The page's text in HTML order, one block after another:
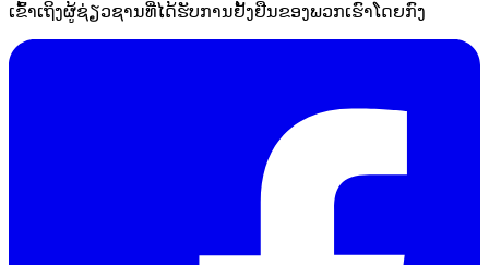
ເຂົ້າເຖິງຜູ້ຊ່ຽວຊານທີ່ໄດ້ຮັບການຢັ້ງຢືນຂອງພວກເຮົາໂດຍກົງ